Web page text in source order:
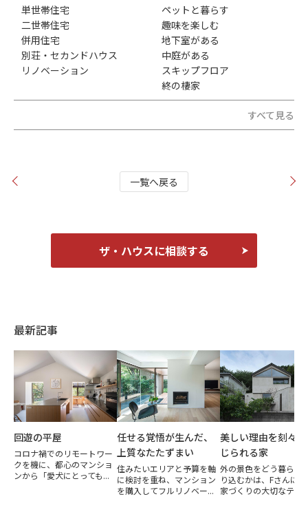
単世帯住宅
二世帯住宅
併用住宅
別荘・セカンドハウス
リノベーション
ペットと暮らす
趣味を楽しむ
地下室がある
中庭がある
スキップフロア
終の棲家
すべて見る
一覧へ戻る
ザ・ハウスに相談する
最新記事
回遊の平屋
コロナ禍でのリモートワー
クを機に、都心のマンショ
ンから「愛犬にとっても...
任せる覚悟が生んだ、
上質なたたずまい
住みたいエリアと予算を軸
に検討を重ね、マンション
を購入してフルリノベー...
美しい理由を刻々
じられる家
外の景色をどう暮らし
り込むかは、Fさんに
家づくりの大切なテー...